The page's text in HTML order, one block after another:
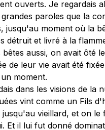
ouverts. Je regardais
paroles que la
jusqu'au moment où la
détruit et livré à la
bêtes aussi, on avait ôté
de leur vie avait été
moment.
dans les visions de la
vint comme un Fils
jusqu'au vieillard, et on le
Et il lui fut donné